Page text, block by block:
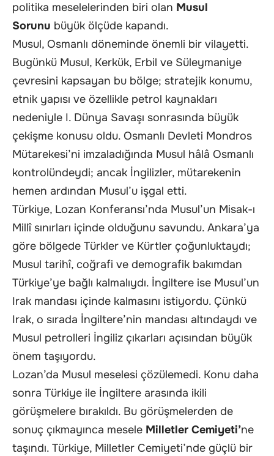
politika meselelerinden biri olan Musul
Sorunu büyük ölçüde kapandı.
Musul, Osmanlı döneminde önemli bir vilayetti.
Bugünkü Musul, Kerkük, Erbil ve Süleymaniye
çevresini kapsayan bu bölge; stratejik konumu,
etnik yapısı ve özellikle petrol kaynakları
nedeniyle I. Dünya Savaşı sonrasında büyük
çekişme konusu oldu. Osmanlı Devleti Mondros
Mütarekesi’ni imzaladığında Musul hâlâ Osmanlı
kontrolündeydi; ancak İngilizler, mütarekenin
hemen ardından Musul’u işgal etti.
Türkiye, Lozan Konferansı’nda Musul’un Misak-ı
Millî sınırları içinde olduğunu savundu. Ankara’ya
göre bölgede Türkler ve Kürtler çoğunluktaydı;
Musul tarihî, coğrafi ve demografik bakımdan
Türkiye’ye bağlı kalmalıydı. İngiltere ise Musul’un
Irak mandası içinde kalmasını istiyordu. Çünkü
Irak, o sırada İngiltere’nin mandası altındaydı ve
Musul petrolleri İngiliz çıkarları açısından büyük
önem taşıyordu.
Lozan’da Musul meselesi çözülemedi. Konu daha
sonra Türkiye ile İngiltere arasında ikili
görüşmelere bırakıldı. Bu görüşmelerden de
sonuç çıkmayınca mesele Milletler Cemiyeti’ne
taşındı. Türkiye, Milletler Cemiyeti’nde güçlü bir